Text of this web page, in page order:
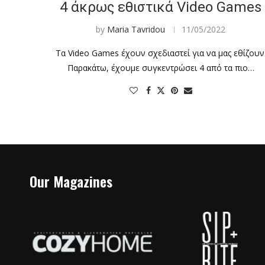
4 άκρως εθιστικά Video Games
by Maria Tavridou 11/05/2022
Τα Video Games έχουν σχεδιαστεί για να μας
Παρακάτω, έχουμε συγκεντρώσει 4 από τα πιο…
Our Magazines